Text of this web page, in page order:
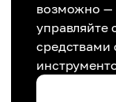
возможно —
управляйте